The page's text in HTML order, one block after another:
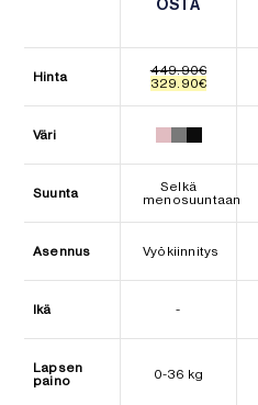
OSTA
Hinta 449.90€
Alkuperäinen
hinta
oli:
329.90€Nykyinen
hinta
on:
Väri
Suunta
Selkä
menosuuntaan
Asennus Vyökiinnitys
Ikä -
Lapsen
paino
0-36 kg